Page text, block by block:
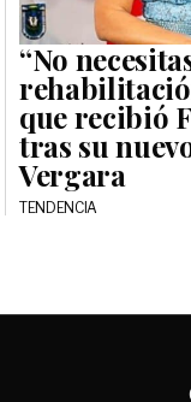
“No
que recibió
tras su
Vergara
TENDENCIA